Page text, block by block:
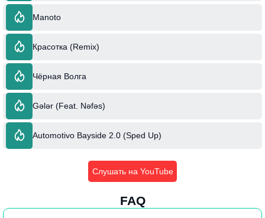
Manoto
Красотка (Remix)
Чёрная Волга
Gələr (Feat. Nəfəs)
Automotivo Bayside 2.0 (Sped Up)
Слушать на YouTube
FAQ